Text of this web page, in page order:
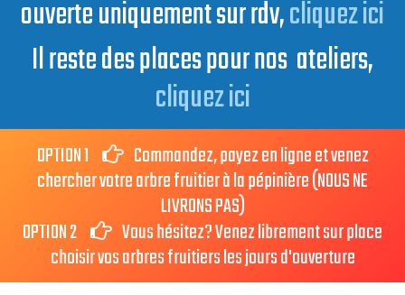
ouverte uniquement sur rdv,cliquez ici
Il reste des places pour nos ateliers,
cliquez ici
OPTION 1
Commandez, payez en ligne et venez
chercher votre arbre fruitier à la pépinière (NOUS NE
LIVRONS PAS)
OPTION 2
Vous hésitez? Venez librement sur place
choisir vos arbres fruitiers les jours d'ouverture